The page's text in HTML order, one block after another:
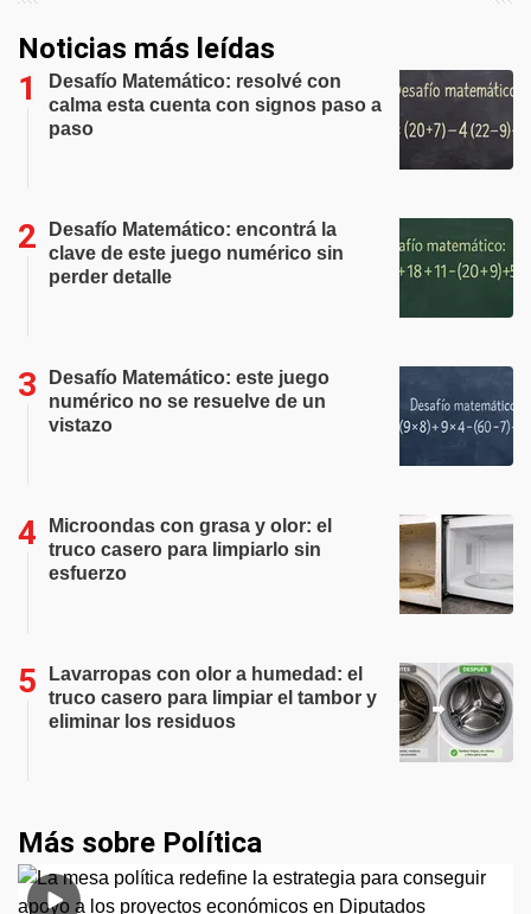
Noticias más leídas
Desafío Matemático: resolvé con
calma esta cuenta con signos paso a
paso
Desafío Matemático: encontrá la
clave de este juego numérico sin
perder detalle
Desafío Matemático: este juego
numérico no se resuelve de un
vistazo
Microondas con grasa y olor: el
truco casero para limpiarlo sin
esfuerzo
Lavarropas con olor a humedad: el
truco casero para limpiar el tambor y
eliminar los residuos
Más sobre Política